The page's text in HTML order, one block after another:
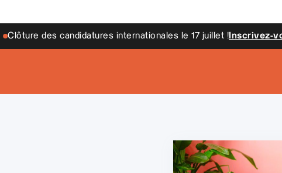
des candidatures internationales le 17 juillet ! Inscrivez-vous